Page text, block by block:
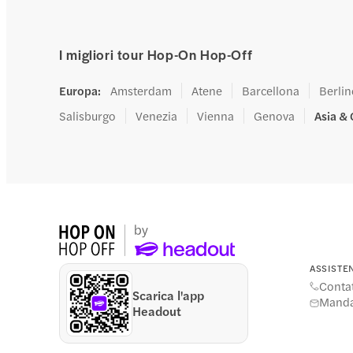
2
Tre
6
5.
I migliori tour Hop-On Hop-Off
Europa: Amsterdam Atene Barcellona
Salisburgo
Venezia Vienna Genova Asia &
Scarica l'app
Headout